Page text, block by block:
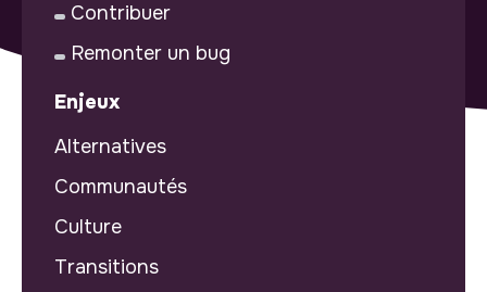
Contribuer
Remonter un bug
Enjeux
Alternatives
Communautés
Culture
Transitions